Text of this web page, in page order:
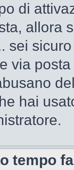
di
allora
sei
via
hai
tempo